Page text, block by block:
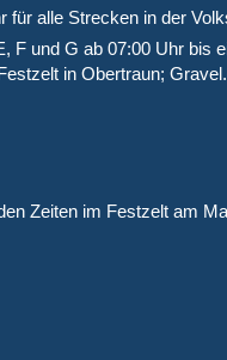
für alle Strecken in der
F und G ab 07:00 Uhr bis
in Obertraun;
Zeiten im Festzelt am